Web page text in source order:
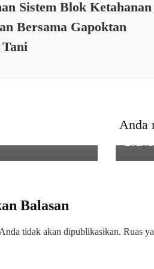
Sistem Blok Ketahanan
Bersama Gapoktan
Anda
,SOSIAL
Balasan
tidak akan dipublikasikan. Ruas